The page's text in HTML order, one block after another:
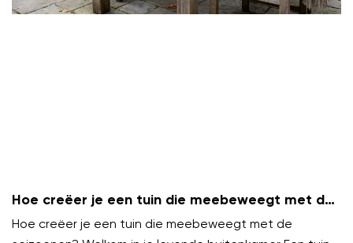
Hoe creëer je een tuin die meebeweegt met de
seizoenen?
Hoe creëer je een tuin die meebeweegt met de